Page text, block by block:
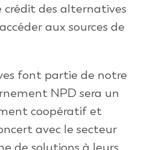
crédit des alternatives
aux sources de
font partie de notre
NPD sera un
coopératif et
avec le secteur